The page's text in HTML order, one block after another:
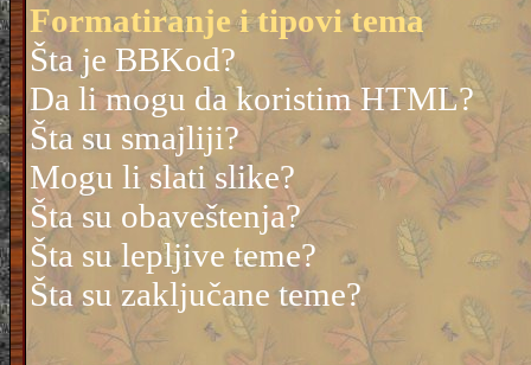
Formatiranje i tipovi tema
Šta je BBKod?
Da li mogu da koristim HTML?
Šta su smajliji?
Mogu li slati slike?
Šta su obaveštenja?
Šta su lepljive teme?
Šta su zaključane teme?